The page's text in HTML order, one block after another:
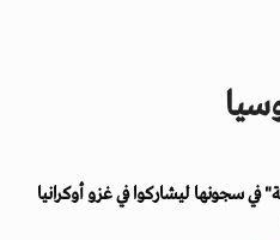
سجونها ليشاركوا في غزو أوكرانيا